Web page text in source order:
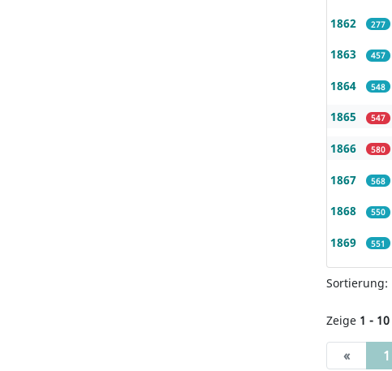
1862 277
1863 457
1864 548
1865 547
1866 580
1867 568
1868 550
1869 551
Sortierung:
Zeige 1 - 10
« 1